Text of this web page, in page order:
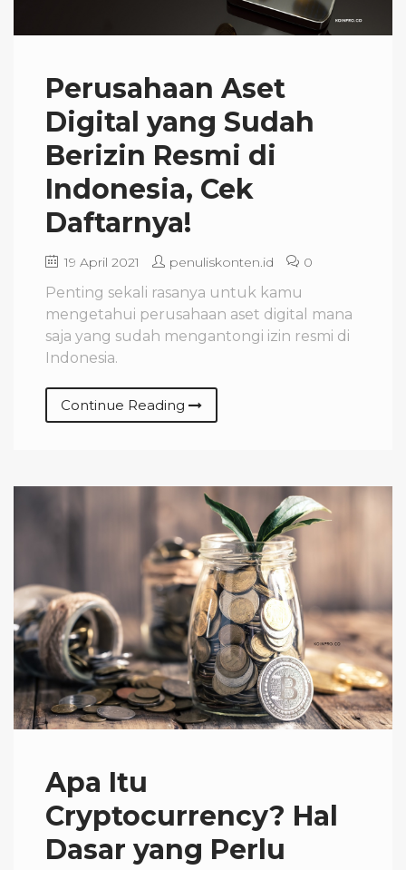
Perusahaan Aset
Digital yang Sudah
Berizin Resmi di
Indonesia, Cek
Daftarnya!
19 April 2021 penuliskonten.id 0
Penting sekali rasanya untuk kamu
mengetahui perusahaan aset digital mana
saja yang sudah mengantongi izin resmi di
Indonesia.
Continue Reading
Apa Itu
Cryptocurrency? Hal
Dasar yang Perlu